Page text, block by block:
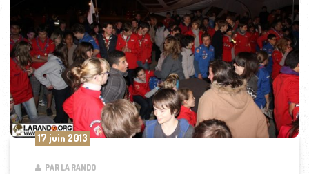
17 juin 2013
PAR LA RANDO